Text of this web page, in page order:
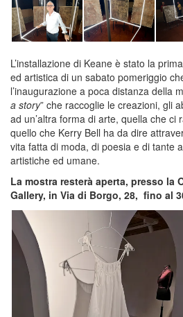
L’installazione di Keane è stato la
ed artistica di un sabato pomeriggio
l’inaugurazione a poca distanza della
a story” che raccoglie le creazioni, gli
ad un’altra forma di arte, quella che ci
quello che Kerry Bell ha da dire
vita fatta di moda, di poesia e di tante
artistiche ed umane.
La mostra resterà aperta, presso la
Gallery, in Via di Borgo, 28, fino al